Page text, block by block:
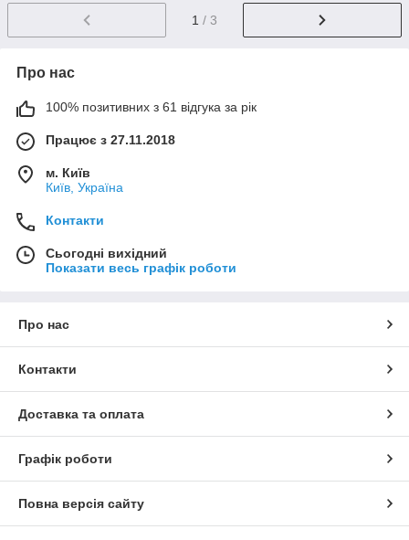
1 / 3
Про нас
100% позитивних з 61 відгука за рік
Працює з 27.11.2018
м. Київ
Київ, Україна
Контакти
Сьогодні вихідний
Показати весь графік роботи
Про нас
Контакти
Доставка та оплата
Графік роботи
Повна версія сайту